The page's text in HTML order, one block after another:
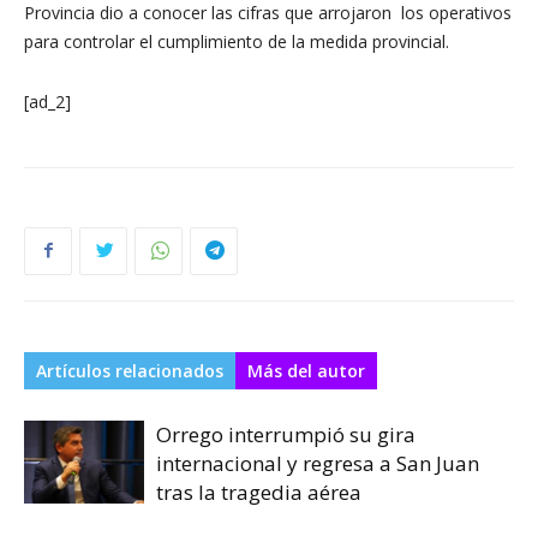
Provincia dio a conocer las cifras que arrojaron los operativos
para controlar el cumplimiento de la medida provincial.
[ad_2]
Artículos relacionados Más del autor
Orrego interrumpió su gira
internacional y regresa a San Juan
tras la tragedia aérea